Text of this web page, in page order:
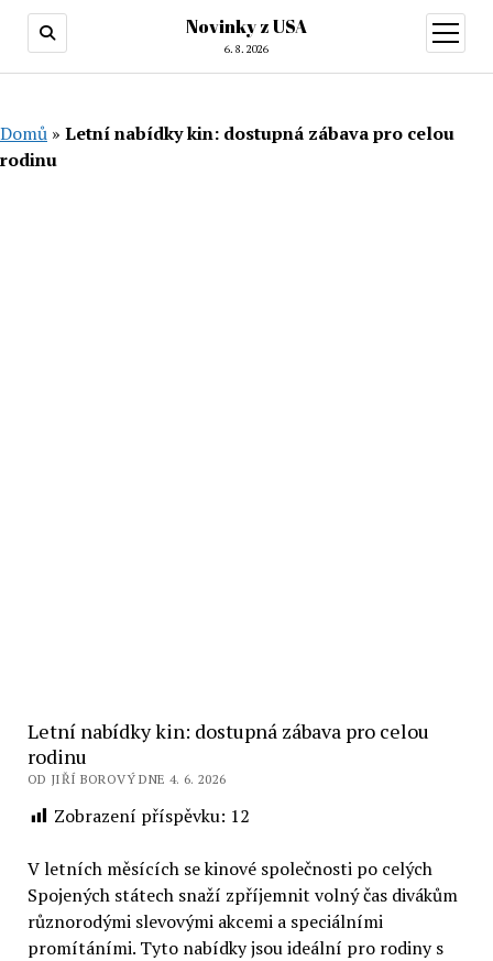
Novinky z USA
6. 8. 2026
otevřít
menu
Domů » Letní nabídky kin: dostupná zábava pro celou
rodinu
Letní nabídky kin: dostupná zábava pro celou
rodinu
OD JIŘÍ BOROVÝ DNE 4. 6. 2026
Zobrazení příspěvku: 12
V letních měsících se kinové společnosti po celých
Spojených státech snaží zpříjemnit volný čas divákům
různorodými slevovými akcemi a speciálními
promítáními. Tyto nabídky jsou ideální pro rodiny s